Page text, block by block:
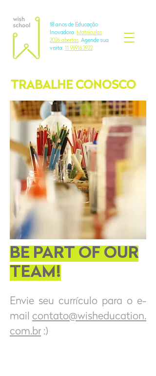
18 anos de Educação
Inovadora
Matrículas
2026 abertas Agende sua
visita: 11 98916.3922
TRABALHE CONOSCO
BE PART OF OUR
TEAM!
Envie seu currículo para o e-
mail contato@wisheducation.
com.br :)